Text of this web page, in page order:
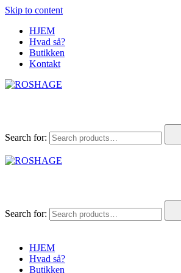
Skip to content
HJEM
Hvad så?
Butikken
Kontakt
Search for:
Search for:
HJEM
Hvad så?
Butikken